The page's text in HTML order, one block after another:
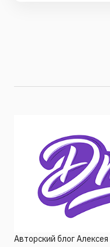
Авторский блог